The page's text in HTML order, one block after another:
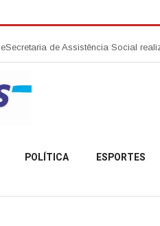
Assistência Social realiza abertura
POLÍTICA ESPORTES